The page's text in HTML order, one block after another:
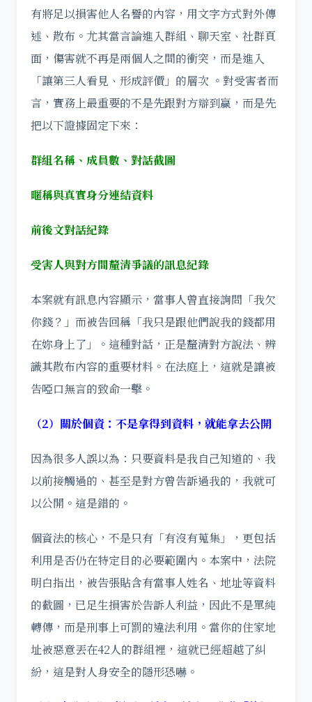
有將足以損害他人名譽的內容，用文字方式對外傳
述、散布。尤其當言論進入群組、聊天室、社群頁
面，傷害就不再是兩個人之間的衝突，而是進入
「讓第三人看見、形成評價」的層次 。對受害者而
言，實務上最重要的不是先跟對方辯到贏，而是先
把以下證據固定下來：
群組名稱、成員數、對話截圖
暱稱與真實身分連結資料
前後文對話紀錄
受害人與對方間釐清爭議的訊息紀錄
本案就有訊息內容顯示，當事人曾直接詢問「我欠
你錢？」而被告回稱「我只是跟他們說我的錢都用
在妳身上了」。這種對話，正是釐清對方說法、辨
識其散布內容的重要材料。在法庭上，這就是讓被
告啞口無言的致命一擊。
（2）關於個資：不是拿得到資料，就能拿去公開
因為很多人誤以為：只要資料是我自己知道的、我
以前接觸過的、甚至是對方曾告訴過我的，我就可
以公開。這是錯的。
個資法的核心，不是只有「有沒有蒐集」，更包括
利用是否仍在特定目的必要範圍內。本案中，法院
明白指出，被告張貼含有當事人姓名、地址等資料
的截圖，已足生損害於告訴人利益，因此不是單純
轉傳，而是刑事上可罰的違法利用。當你的住家地
址被惡意丟在42人的群組裡，這就已經超越了糾
紛，這是對人身安全的隱形恐嚇。